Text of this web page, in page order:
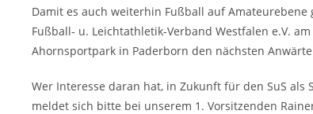
Damit es auch weiterhin Fußball auf
Fußball- u. Leichtathletik-Verband Westfalen e.V.
Ahornsportpark in Paderborn den nächsten
Wer Interesse daran hat, in Zukunft für den SuS als
meldet sich bitte bei unserem 1. Vorsitzenden